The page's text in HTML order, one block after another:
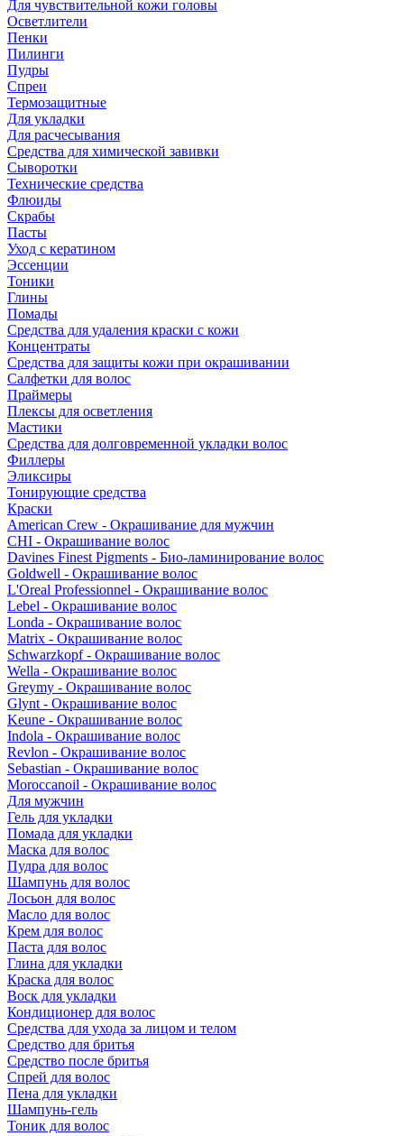
Для чувствительной кожи головы
Осветлители
Пенки
Пилинги
Пудры
Спреи
Термозащитные
Для укладки
Для расчесывания
Средства для химической завивки
Сыворотки
Технические средства
Флюиды
Скрабы
Пасты
Уход с кератином
Эссенции
Тоники
Глины
Помады
Средства для удаления краски с кожи
Концентраты
Средства для защиты кожи при окрашивании
Салфетки для волос
Праймеры
Плексы для осветления
Мастики
Средства для долговременной укладки волос
Филлеры
Эликсиры
Тонирующие средства
Краски
American Crew - Окрашивание для мужчин
CHI - Окрашивание волос
Davines Finest Pigments - Био-ламинирование волос
Goldwell - Окрашивание волос
L'Oreal Professionnel - Окрашивание волос
Lebel - Окрашивание волос
Londa - Окрашивание волос
Matrix - Окрашивание волос
Schwarzkopf - Окрашивание волос
Wella - Окрашивание волос
Greymy - Окрашивание волос
Glynt - Окрашивание волос
Keune - Окрашивание волос
Indola - Окрашивание волос
Revlon - Окрашивание волос
Sebastian - Окрашивание волос
Moroccanoil - Окрашивание волос
Для мужчин
Гель для укладки
Помада для укладки
Маска для волос
Пудра для волос
Шампунь для волос
Лосьон для волос
Масло для волос
Крем для волос
Паста для волос
Глина для укладки
Краска для волос
Воск для укладки
Кондиционер для волос
Средства для ухода за лицом и телом
Средство для бритья
Средство после бритья
Спрей для волос
Пена для укладки
Шампунь-гель
Тоник для волос